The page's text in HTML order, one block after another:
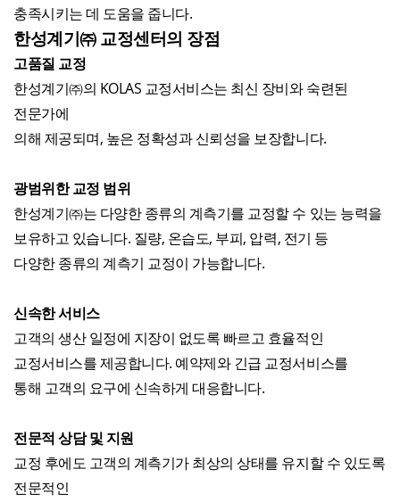
충족시키는 데 도움을 줍니다.
한성계기㈜ 교정센터의 장점
고품질 교정
한성계기㈜의 KOLAS 교정서비스는 최신 장비와 숙련된
전문가에
의해 제공되며, 높은 정확성과 신뢰성을 보장합니다.
광범위한 교정 범위
한성계기㈜는 다양한 종류의 계측기를 교정할 수 있는 능력을
보유하고 있습니다. 질량, 온습도, 부피, 압력, 전기 등
다양한 종류의 계측기 교정이 가능합니다.
신속한 서비스
고객의 생산 일정에 지장이 없도록 빠르고 효율적인
교정서비스를 제공합니다. 예약제와 긴급 교정서비스를
통해 고객의 요구에 신속하게 대응합니다.
전문적 상담 및 지원
교정 후에도 고객의 계측기가 최상의 상태를 유지할 수 있도록
전문적인